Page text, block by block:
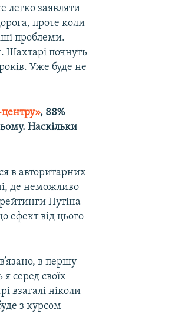
заявляти
проте коли
проблеми.
Шахтарі почнуть
Уже буде не
, 88%
Наскільки
в авторитарних
де неможливо
Путіна
ефект від цього
в першу
серед своїх
взагалі ніколи
з курсом